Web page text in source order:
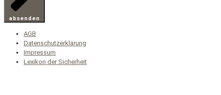
absenden
AGB
Datenschutzerklärung
Impressum
Lexikon der Sicherheit